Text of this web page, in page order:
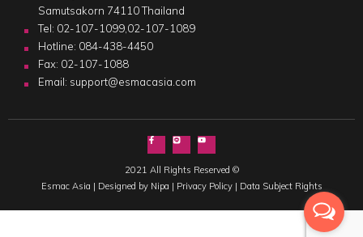
Samutsakorn 74110 Thailand
Tel: 02-107-1099 02-107-1089
Hotline: 084-438-4450
Fax: 02-107-1088
Email: support@esmacasia.com
2021 All Rights Reserved ©
Esmac Asia | Designed by Nipa | Privacy Policy| Data Subject Rights